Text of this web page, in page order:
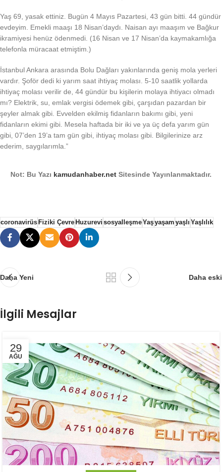
Yaş 69, yasak ettiniz. Bugün 4 Mayıs Pazartesi, 43 gün bitti. 44 gündür
evdeyim. Emekli maaşı 18 Nisan’daydı. Naisan ayı maaşım ve Bağkur
ikramiyesi henüz ödenmedi. (16 Nisan ve 17 Nisan’da kaymakamlığa
telefonla müracaat etmiştim.)
İstanbul Ankara arasında Bolu Dağları yakınlarında geniş mola yerleri
vardır. Şoför dedi ki yarım saat ihtiyaç molası. 5-10 saatlik yollarda
ihtiyaç molası verilir de, 44 gündür bu kişilerin molaya ihtiyacı olmadı
mı? Elektrik, su, emlak vergisi ödemek gibi, çarşıdan pazardan bir
şeyler almak gibi. Evvelden ekilmiş fidanların bakımı gibi, yeni
fidanların ekimi gibi. Mesela haftada bir iki ve ya üç defa yarım gün
gibi, 07’den 19’a tam gün gibi, ihtiyaç molası gibi. Bilgilerinize arz
ederim, saygılarımla.”
Not: Bu Yazı kamudanhaber.net Sitesinde Yayınlanmaktadır.
coronavirüsFiziki ÇevreHuzurevi sosyalleşmeYaşyaşam yaşlı Yaşlılık
Daha Yeni Daha eski
İlgili Mesajlar
29
AĞU